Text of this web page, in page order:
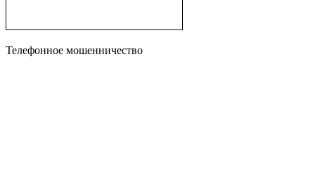
Телефонное мошенничество